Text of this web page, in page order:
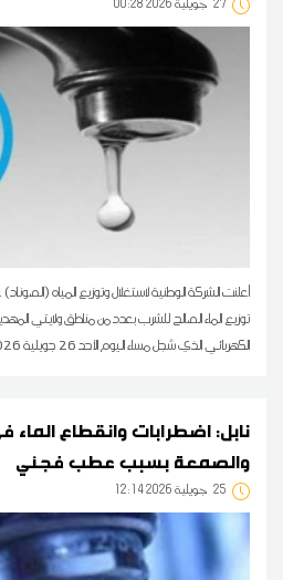
أعلنت الشركة الوطنية لاستغلال وتوزيع المياه
توزيع الماء الصالح للشرب بعدد من مناطق ولايتي
الكهربائي الذي سُجل مساء اليوم الأحد 26 جويلية 2026 بمحطة الضخ الرئيسية بئر كركر
نابل: اضطرابات وانقطاع الماء
والصمعة بسبب عطب فجئي
25 12:14 2026 جويلية